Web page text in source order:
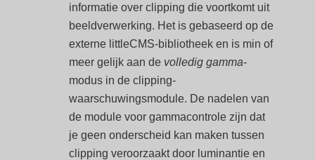
informatie over clipping die voortkomt uit
beeldverwerking. Het is gebaseerd op de
externe littleCMS-bibliotheek en is min of
meer gelijk aan de volledig gamma-
modus in de clipping-
waarschuwingsmodule. De nadelen van
de module voor gammacontrole zijn dat
je geen onderscheid kan maken tussen
clipping veroorzaakt door luminantie en